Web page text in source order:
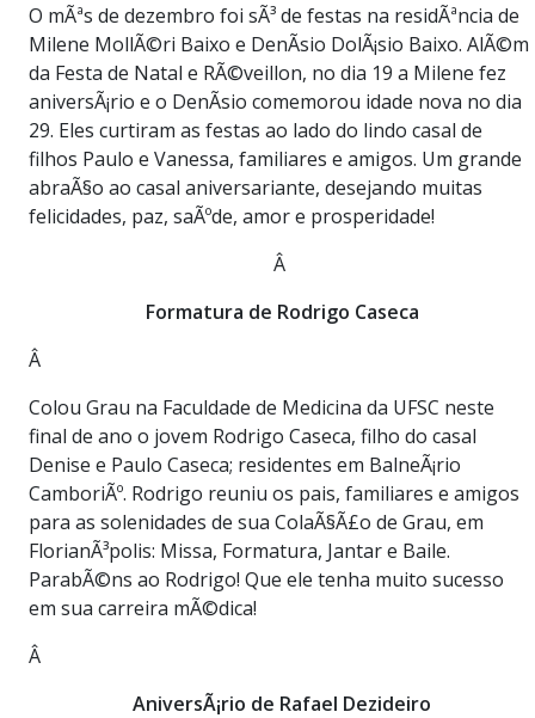
O mÃªs de dezembro foi sÃ³ de festas na residÃªncia de
Milene MollÃ©ri Baixo e DenÃ­sio DolÃ¡sio Baixo. AlÃ©m
da Festa de Natal e RÃ©veillon, no dia 19 a Milene fez
aniversÃ¡rio e o DenÃ­sio comemorou idade nova no dia
29. Eles curtiram as festas ao lado do lindo casal de
filhos Paulo e Vanessa, familiares e amigos. Um grande
abraÃ§o ao casal aniversariante, desejando muitas
felicidades, paz, saÃºde, amor e prosperidade!
Â
Formatura de Rodrigo Caseca
Â
Colou Grau na Faculdade de Medicina da UFSC neste
final de ano o jovem Rodrigo Caseca, filho do casal
Denise e Paulo Caseca; residentes em BalneÃ¡rio
CamboriÃº. Rodrigo reuniu os pais, familiares e amigos
para as solenidades de sua ColaÃ§Ã£o de Grau, em
FlorianÃ³polis: Missa, Formatura, Jantar e Baile.
ParabÃ©ns ao Rodrigo! Que ele tenha muito sucesso
em sua carreira mÃ©dica!
Â
AniversÃ¡rio de Rafael Dezideiro